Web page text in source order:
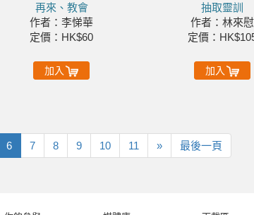
再來、教會
作者：李悌華
定價：HK$60
加入
抽取靈訓
作者：林來慰
定價：
加入
6 7 8 9 10 11 »下
一
最後一頁
後